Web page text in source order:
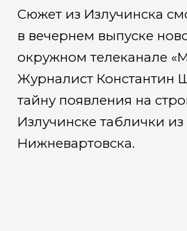
Сюжет из Излучинска
в вечернем выпуске
окружном телеканале
Журналист Константин
тайну появления на
Излучинске таблички из
Нижневартовска.